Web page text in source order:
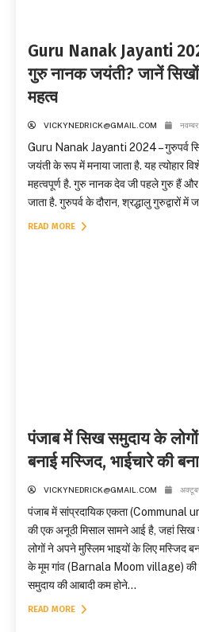
Guru Nanak Jayanti
गुरु नानक जयंती? जानें
महत्व
VICKYNEDRICK@GMAIL.COM
Guru Nanak Jayanti 2024 – गुरुपर्व
जयंती के रूप में मनाया जाता है. यह त्योहार
महत्वपूर्ण है. गुरु नानक देव जी पहले गुरु हैं और
जाता है. गुरुपर्व के दौरान, श्रद्धालु गुरुद्वारों में
READ MORE
पंजाब में सिख समुदाय के
बनाई मस्जिद, भाईचारे की
VICKYNEDRICK@GMAIL.COM
पंजाब में सांप्रदायिक एकता (Communal
की एक अनूठी मिसाल सामने आई है, जहां
लोगों ने अपने मुस्लिम भाइयों के लिए मस्जिद
के मूम गांव (Barnala Moom village) की
समुदाय की आबादी कम होने...
READ MORE